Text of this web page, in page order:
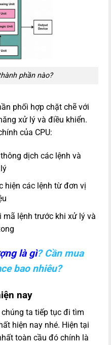
phần nào?
phối hợp chặt chẽ với
xử lý và điều khiển.
của CPU:
dịch các lệnh và
hiện các lệnh từ đơn vị
mã lệnh trước khi xử lý và
là gì? Cần mua
bao nhiêu?
nay
chúng ta tiếp tục đi tìm
hiện nay nhé. Hiện tại
toàn cầu đó chính là